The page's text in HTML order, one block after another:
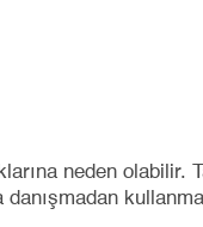
neden olabilir.